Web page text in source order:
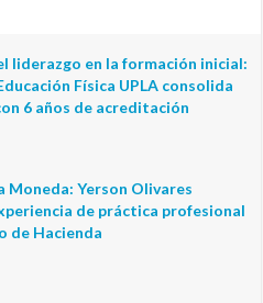
liderazgo en la formación inicial:
Física UPLA consolida
6 años de acreditación
Moneda: Yerson Olivares
de práctica profesional
de Hacienda